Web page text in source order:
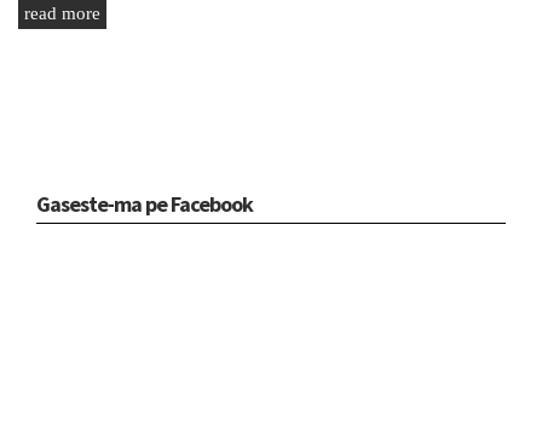
read more
Gaseste-ma pe Facebook